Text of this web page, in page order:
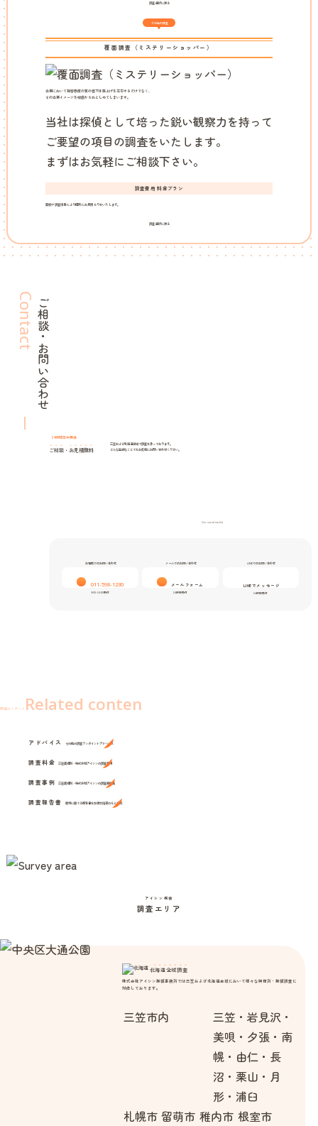
調査選択に戻る
その他の調査
覆面調査 （ミステリーショッパー）
企業において接客態度の質の低下は売上げを左右するだけでなく、
その企業イメージを根底からおとしめてしまいます。
当社は探偵として培った鋭い観察力を持って
ご要望の項目の調査をいたします。
まずはお気軽にご相談下さい。
調査費用 料金プラン
業態や調査項目により個別にお見積もりをいたします。
調査選択に戻る
ご相談・お問い合わせ
Contact
24時間年中無休
ご相談 ・ お見積無料
三笠および北海道全域で調査を承っております。
どんな些細なことでもお気軽にお問い合わせください。
Our social media
お電話でのお問い合わせ
011-598-1230
9:00-24:00受付
メールでのお問い合わせ
メールフォーム
24時間受付
LINEでのお問い合わせ
LINEでメッセージ
24時間受付
関連コンテンツ Related conten
アドバイス その他の調査ワンポイントアドバイス
調査料金 三笠興信所・株式会社アイシンの調査費用
調査事例 三笠興信所・株式会社アイシンの調査事例集
調査報告書 裁判に勝てる報告書を弁護士指導のもと作成
アイシン探偵
調査エリア
北海道全域調査
株式会社アイシン探偵事務所では三笠および北海道全域において様々な興信所・探偵調査に
対応しております。
三笠市内
三笠・岩見沢・
美唄・夕張・南
幌・由仁・長
沼・栗山・月
形・浦臼
札幌市 留萌市 稚内市 根室市